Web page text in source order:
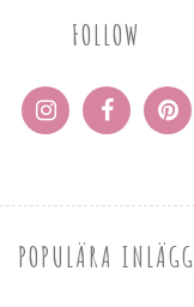
FOLLOW
POPULÄRA INLÄGG